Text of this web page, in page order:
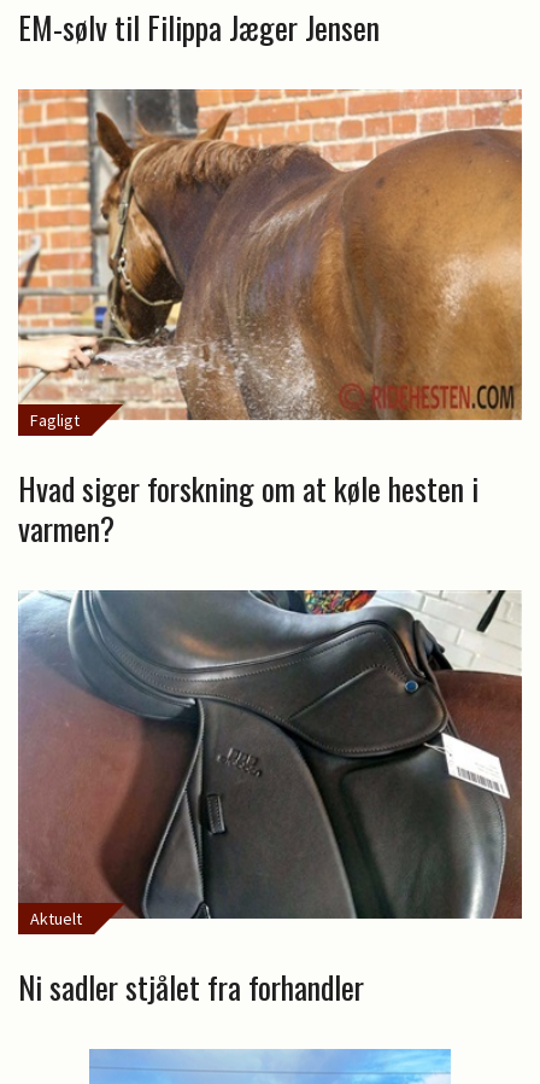
EM-sølv til Filippa Jæger Jensen
Fagligt
Hvad siger forskning om at køle hesten i
varmen?
Aktuelt
Ni sadler stjålet fra forhandler